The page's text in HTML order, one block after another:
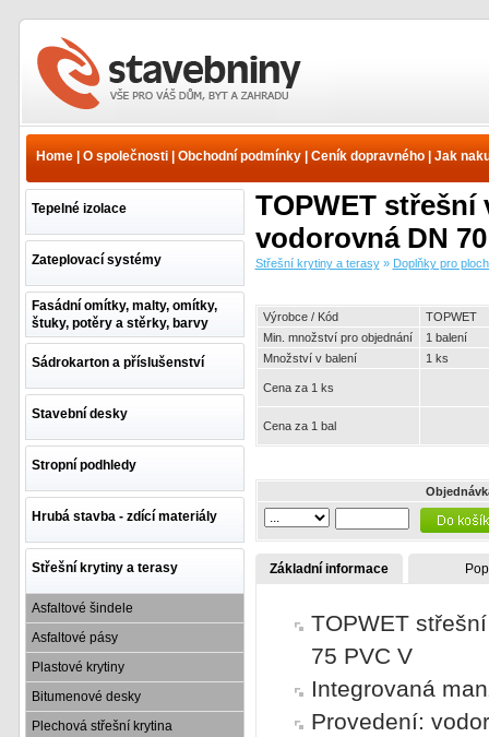
Doplňky pro ploché
plochých střech - TOPWET
Home| O společnosti| Obchodní podmínky| Ceník dopravného| Jak
Tepelné izolace
Zateplovací systémy
Fasádní omítky, malty, omítky,
štuky, potěry a stěrky, barvy
Sádrokarton a příslušenství
Stavební desky
Stropní podhledy
Hrubá stavba - zdící materiály
Střešní krytiny a terasy
Asfaltové šindele
Asfaltové pásy
Plastové krytiny
Bitumenové desky
Plechová střešní krytina
TOPWET
vodorovná DN 70
Střešní krytiny a terasy» Doplňky pro
Výrobce / Kód
TOPWET
Min. množství pro objednání
1 balení
Množství v balení
1 ks
Cena za 1 ks
Cena za 1 bal
Základní informace
TOPWET
75 PVC V
Integrovaná
Provedení: